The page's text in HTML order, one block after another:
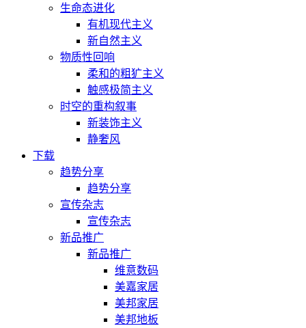
生命态进化
有机现代主义
新自然主义
物质性回响
柔和的粗犷主义
触感极简主义
时空的重构叙事
新装饰主义
静奢风
下载
趋势分享
趋势分享
宣传杂志
宣传杂志
新品推广
新品推广
维意数码
美嘉家居
美邦家居
美邦地板